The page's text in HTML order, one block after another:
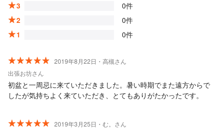
3
0件
2
0件
1
0件
2019年8月22日・高槻さん
出張お坊さん
初盆と一周忌に来ていただきました。暑い時期でまた遠方からで
したが気持ちよく来ていただき、とてもありがたかったです。
2019年3月25日・む。さん